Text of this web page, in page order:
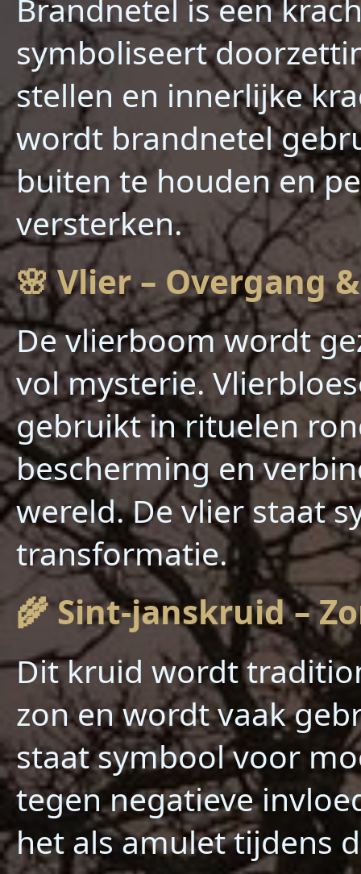
Brandnetel is een
symboliseert
stellen en innerlijke
wordt brandnetel
buiten te houden en
versterken.
🌸 Vlier – Overgang
De vlierboom wordt
vol mysterie.
gebruikt in rituelen
bescherming en
wereld. De vlier staat
transformatie.
🌾 Sint-janskruid –
Dit kruid wordt
zon en wordt vaak
staat symbool voor
tegen negatieve
het als amulet tijdens